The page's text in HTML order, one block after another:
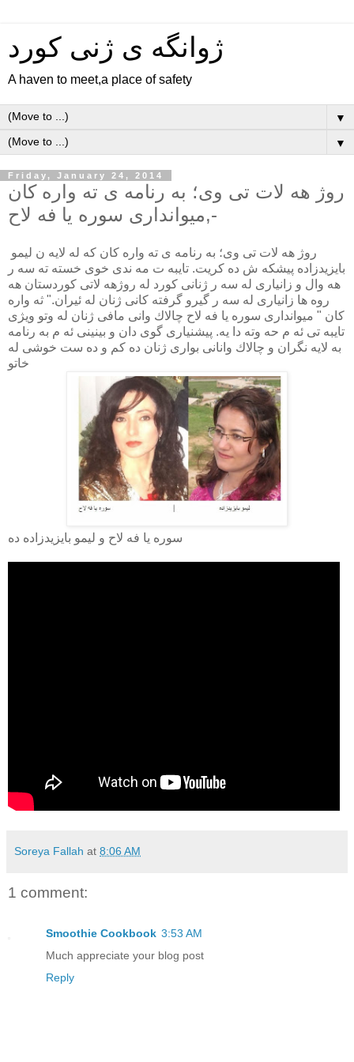
ژوانگه‌ ی ژنی كورد
A haven to meet,a place of safety
▼
▼
Friday, January 24, 2014
روژ هه لات تى وى؛ به رنامه ى ته واره كان
-,ميواندارى سوره يا فه لاح
بايزيدزاده پيشكه ش ده كريت. تايبه ت مه ندى خوى خسته ته سه ر
هه وال و زانيارى له سه ر ژنانى كورد له روژهه لاتى كوردستان هه
روه ها زانيارى له سه ر گيرو گرفته كانى ژنان له ئيران." ثه واره
كان " ميواندارى سوره يا فه لاح چالاك وانى مافى ژنان له وتو ويژى
تايبه تى ئه م حه وته دا يه. پيشنيارى گوى دان و بينينى ئه م به رنامه
به لايه نگران و چالاك وانانى بوارى ژنان ده كم و ده ست خوشى له
خاتو
سوره يا فه لاح و ليمو بايزيدزاده ده
Soreya Fallah at 8:06 AM
1 comment:
Smoothie Cookbook 3:53 AM
Much appreciate your blog post
Reply